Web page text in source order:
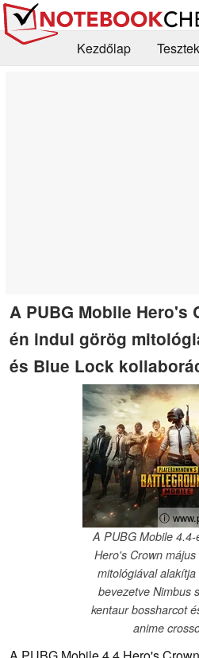
Kezdőlap
A PUBG Mobile Hero's
én indul görög
és Blue Lock
ⓘ
A PUBG Mobile
Hero's Crown
mitológiával
bevezetve Nimbus
kentaur bossharcot
anime